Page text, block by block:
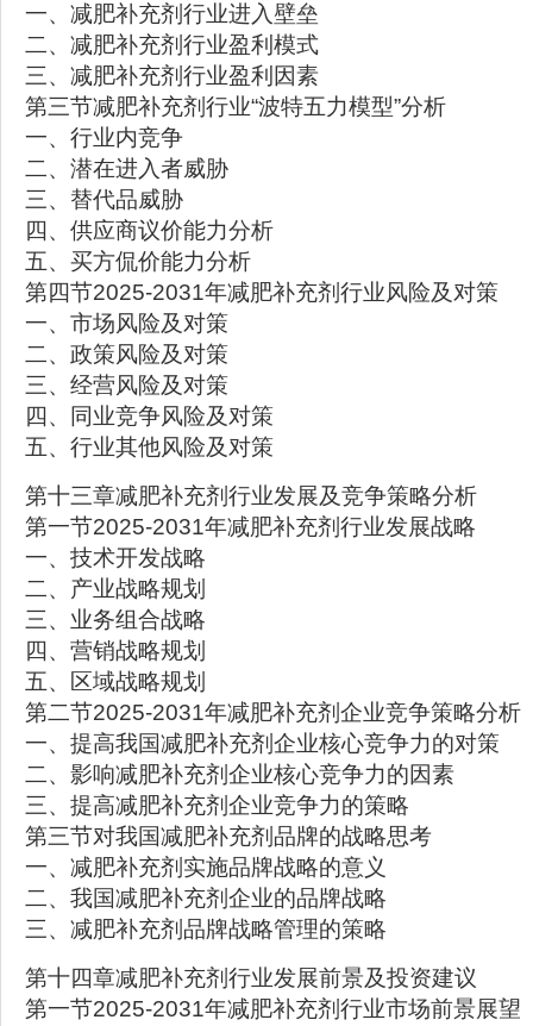
一、减肥补充剂行业进入壁垒
二、减肥补充剂行业盈利模式
三、减肥补充剂行业盈利因素
第三节减肥补充剂行业“波特五力模型”分析
一、行业内竞争
二、潜在进入者威胁
三、替代品威胁
四、供应商议价能力分析
五、买方侃价能力分析
第四节2025-2031年减肥补充剂行业风险及对策
一、市场风险及对策
二、政策风险及对策
三、经营风险及对策
四、同业竞争风险及对策
五、行业其他风险及对策
第十三章减肥补充剂行业发展及竞争策略分析
第一节2025-2031年减肥补充剂行业发展战略
一、技术开发战略
二、产业战略规划
三、业务组合战略
四、营销战略规划
五、区域战略规划
第二节2025-2031年减肥补充剂企业竞争策略分析
一、提高我国减肥补充剂企业核心竞争力的对策
二、影响减肥补充剂企业核心竞争力的因素
三、提高减肥补充剂企业竞争力的策略
第三节对我国减肥补充剂品牌的战略思考
一、减肥补充剂实施品牌战略的意义
二、我国减肥补充剂企业的品牌战略
三、减肥补充剂品牌战略管理的策略
第十四章减肥补充剂行业发展前景及投资建议
第一节2025-2031年减肥补充剂行业市场前景展望